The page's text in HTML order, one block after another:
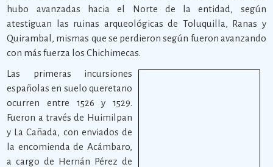
hubo avanzadas hacia el Norte de la entidad, según
atestiguan las ruinas arqueológicas de Toluquilla, Ranas y
Quirambal, mismas que se perdieron según fueron avanzando
con más fuerza los Chichimecas.
Las primeras incursiones
españolas en suelo queretano
ocurren entre 1526 y 1529.
Fueron a través de Huimilpan
y La Cañada, con enviados de
la encomienda de Acámbaro,
a cargo de Hernán Pérez de